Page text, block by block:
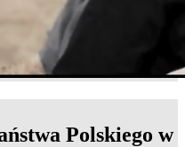
Polskiego w